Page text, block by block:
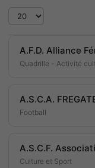
Affichage #
A.F.D. Alliance
Quadrille - Activité
A.S.C.A.
Football
A.S.C.F.
Culture et Sport